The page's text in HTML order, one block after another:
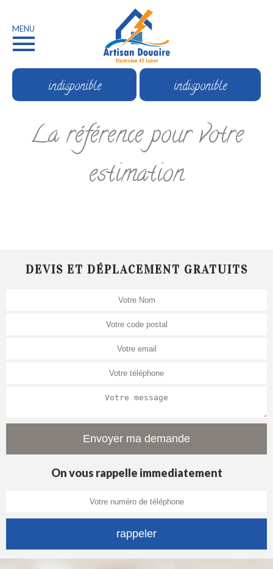
MENU
indisponible indisponible
La référence pour votre
estimation
DEVIS ET DÉPLACEMENT GRATUITS
On vous rappelle immediatement